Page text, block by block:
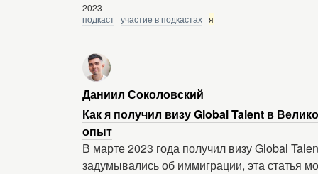
2023
подкаст участие в подкастах я
Даниил Соколовский
Как я получил визу Global Talent в
опыт
В марте 2023 года получил визу Global
задумывались об иммиграции, эта статья